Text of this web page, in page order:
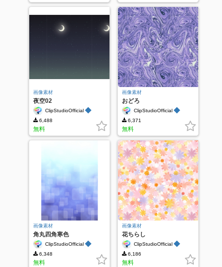
画像素材
夜空02
ClipStudioOfficial ◆
6,488
無料
画像素材
おどろ
ClipStudioOfficial ◆
6,371
無料
画像素材
角丸四角寒色
ClipStudioOfficial ◆
6,348
無料
画像素材
花ちらし
ClipStudioOfficial ◆
6,186
無料